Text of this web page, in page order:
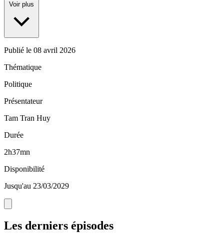
Voir plus
Publié le 08 avril 2026
Thématique
Politique
Présentateur
Tam Tran Huy
Durée
2h37mn
Disponibilité
Jusqu'au 23/03/2029
Les derniers épisodes